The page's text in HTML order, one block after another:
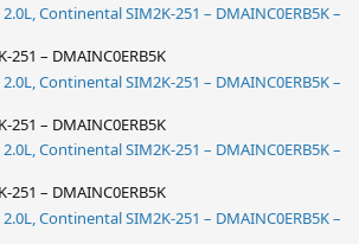
Continental SIM2K-251 – DMAINC0ERB5K –
251 – DMAINC0ERB5K
Continental SIM2K-251 – DMAINC0ERB5K –
251 – DMAINC0ERB5K
Continental SIM2K-251 – DMAINC0ERB5K –
251 – DMAINC0ERB5K
Continental SIM2K-251 – DMAINC0ERB5K –